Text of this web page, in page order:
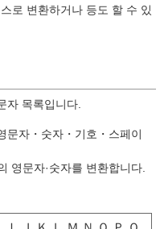
로 변환하거나 등도 할 수 있
자 목록입니다.
문자・숫자・기호・스페이
영문자·숫자를 변환합니다.